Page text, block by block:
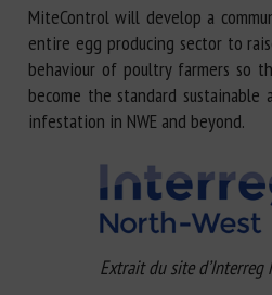
MiteControl will develop a
entire egg producing sector to
behaviour of poultry farmers so
become the standard sustainable
infestation in NWE and beyond.
Extrait du site d’Interreg